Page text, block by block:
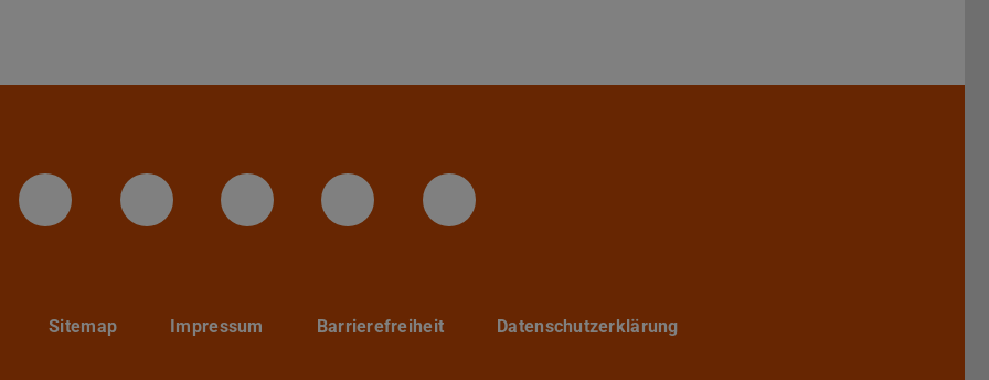
LinkedIn-Seite der TU Darmstadt
Instagram-Kanal der TU Darmstadt
Bluesky-Kanal der TU Darmstadt
Facebook-Seite der TU Darmstadt
YouTube-Kanal der TU Darmstadt
Sitemap Impressum Barrierefreiheit Datenschutzerklärung